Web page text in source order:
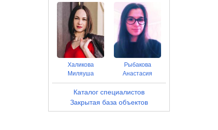
Халикова
Миляуша
Рыбакова
Анастасия
Каталог специалистов
Закрытая база объектов